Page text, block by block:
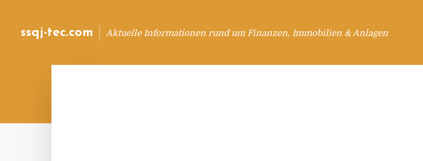
ssqj-tec.com Aktuelle Informationen rund um Finanzen, Immobilien & Anlagen